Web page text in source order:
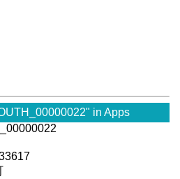
in Apps